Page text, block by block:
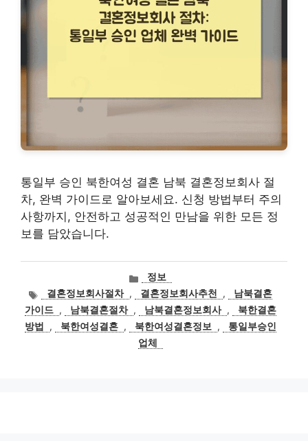
통일부 승인 북한여성 결혼 남북 결혼정보회사 절
차, 완벽 가이드로 알아보세요. 신청 방법부터 주의
사항까지, 안전하고 성공적인 만남을 위한 모든 정
보를 담았습니다.
카
테
고
리
정보
태
그
결혼정보회사절차 , 결혼정보회사추천 ,
남북결혼
가이드 , 남북결혼절차 , 남북결혼정보회사 ,
북한결혼
방법
, 북한여성결혼 , 북한여성결혼정보 ,
통일부승인
업체